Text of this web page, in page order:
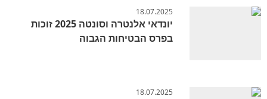
18.07.2025
יונדאי אלנטרה וסונטה 2025 זוכות
בפרס הבטיחות הגבוה
18.07.2025